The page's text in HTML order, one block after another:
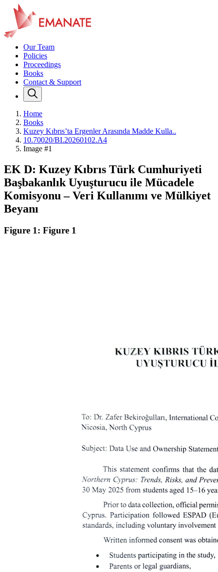
Our Team
Policies
Proceedings
Books
Contact & Support
Home
Books
Kuzey Kıbrıs’ta Ergenler Arasında Madde Kulla..
10.70020/BI.20260102.A4
Image #1
EK D: Kuzey Kıbrıs Türk Cumhuriyeti
Başbakanlık Uyuşturucu ile Mücadele
Komisyonu – Veri Kullanımı ve Mülkiyet
Beyanı
Figure 1: Figure 1